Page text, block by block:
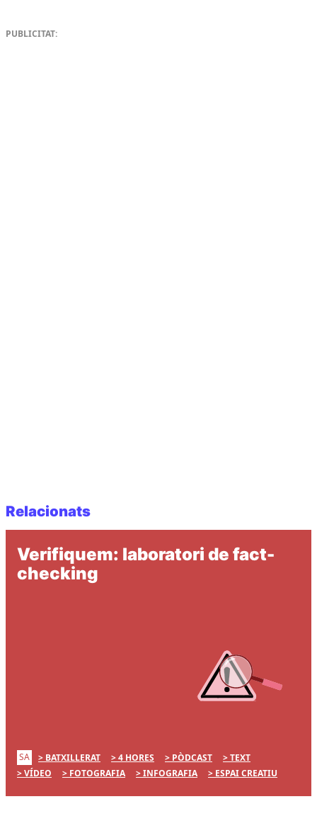
PUBLICITAT:
Relacionats
Verifiquem: laboratori de fact-
checking
SA BATXILLERAT 4 HORES PÒDCAST
TEXT
VÍDEO
FOTOGRAFIA INFOGRAFIA ESPAI CREATIU